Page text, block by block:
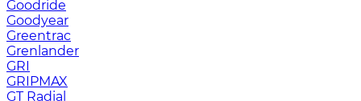
Goodride
Goodyear
Greentrac
Grenlander
GRI
GRIPMAX
GT Radial